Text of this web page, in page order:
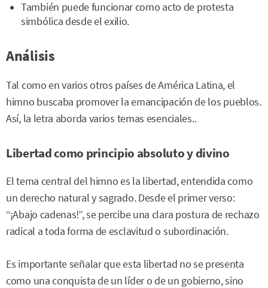
También puede funcionar como acto de protesta
simbólica desde el exilio.
Análisis
Tal como en varios otros países de América Latina, el
himno buscaba promover la emancipación de los pueblos.
Así, la letra aborda varios temas esenciales..
Libertad como principio absoluto y divino
El tema central del himno es la libertad, entendida como
un derecho natural y sagrado. Desde el primer verso:
“¡Abajo cadenas!”, se percibe una clara postura de rechazo
radical a toda forma de esclavitud o subordinación.
Es importante señalar que esta libertad no se presenta
como una conquista de un líder o de un gobierno, sino